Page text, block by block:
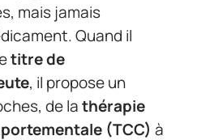
mais jamais
Quand il
titre de
, il propose un
de lathérapie
(TCC) à